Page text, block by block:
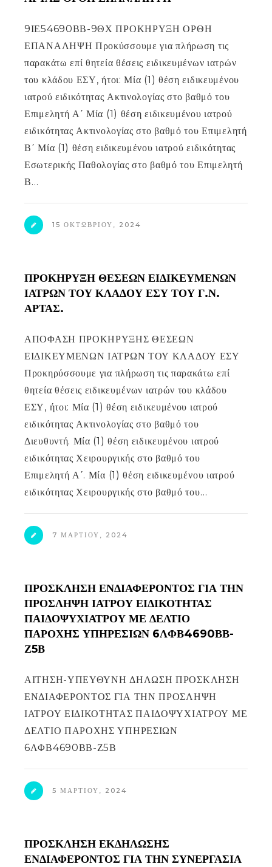
9ΙΕ54690ΒΒ-9ΘΧ ΠΡΟΚΗΡΥΞΗ ΟΡΘΗ
ΕΠΑΝΑΛΗΨΗ Προκύσσουμε για πλήρωση τις
παρακάτω επί θητεία θέσεις ειδικευμένων ιατρών
του κλάδου ΕΣΥ, ήτοι: Μία (1) θέση ειδικευμένου
ιατρού ειδικότητας Ακτινολογίας στο βαθμό του
Επιμελητή Α΄ Μία (1) θέση ειδικευμένου ιατρού
ειδικότητας Ακτινολογίας στο βαθμό του Επιμελητή
Β΄ Μία (1) θέση ειδικευμένου ιατρού ειδικότητας
Εσωτερικής Παθολογίας στο βαθμό του Επιμελητή
Β…
15 ΟΚΤΩΒΡΊΟΥ, 2024
ΠΡΟΚΗΡΥΞΗ ΘΕΣΕΩΝ ΕΙΔΙΚΕΥΜΕΝΩΝ
ΙΑΤΡΩΝ ΤΟΥ ΚΛΑΔΟΥ ΕΣΥ ΤΟΥ Γ.Ν.
ΑΡΤΑΣ.
ΑΠΟΦΑΣΗ ΠΡΟΚΗΡΥΞΗΣ ΘΕΣΕΩΝ
ΕΙΔΙΚΕΥΜΕΝΩΝ ΙΑΤΡΩΝ ΤΟΥ ΚΛΑΔΟΥ ΕΣΥ
Προκηρύσσουμε για πλήρωση τις παρακάτω επί
θητεία θέσεις ειδικευμένων ιατρών του κλάδου
ΕΣΥ, ήτοι: Μία (1) θέση ειδικευμένου ιατρού
ειδικότητας Ακτινολογίας στο βαθμό του
Διευθυντή. Μία (1) θέση ειδικευμένου ιατρού
ειδικότητας Χειρουργικής στο βαθμό του
Επιμελητή Α΄. Μία (1) θέση ειδικευμένου ιατρού
ειδικότητας Χειρουργικής στο βαθμό του…
7 ΜΑΡΤΊΟΥ, 2024
ΠΡΟΣΚΛΗΣΗ ΕΝΔΙΑΦΕΡΟΝΤΟΣ ΓΙΑ ΤΗΝ
ΠΡΟΣΛΗΨΗ ΙΑΤΡΟΥ ΕΙΔΙΚΟΤΗΤΑΣ
ΠΑΙΔΟΨΥΧΙΑΤΡΟΥ ΜΕ ΔΕΛΤΙΟ
ΠΑΡΟΧΗΣ ΥΠΗΡΕΣΙΩΝ 6ΛΦΒ4690ΒΒ-
Ζ5Β
ΑΙΤΗΣΗ-ΥΠΕΥΘΥΝΗ ΔΗΛΩΣΗ ΠΡΟΣΚΛΗΣΗ
ΕΝΔΙΑΦΕΡΟΝΤΟΣ ΓΙΑ ΤΗΝ ΠΡΟΣΛΗΨΗ
ΙΑΤΡΟΥ ΕΙΔΙΚΟΤΗΤΑΣ ΠΑΙΔΟΨΥΧΙΑΤΡΟΥ ΜΕ
ΔΕΛΤΙΟ ΠΑΡΟΧΗΣ ΥΠΗΡΕΣΙΩΝ
6ΛΦΒ4690ΒΒ-Ζ5Β
5 ΜΑΡΤΊΟΥ, 2024
ΠΡΟΣΚΛΗΣΗ ΕΚΔΗΛΩΣΗΣ
ΕΝΔΙΑΦΕΡΟΝΤΟΣ ΓΙΑ ΤΗΝ ΣΥΝΕΡΓΑΣΙΑ